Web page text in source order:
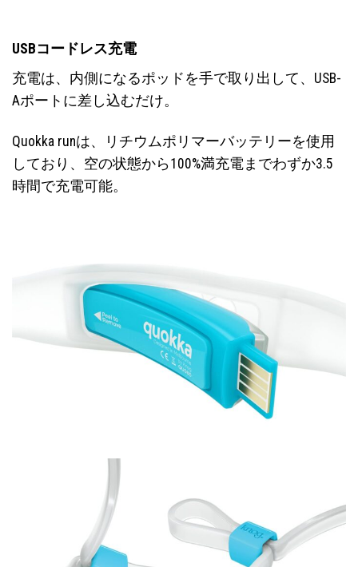
USBコードレス充電
充電は、内側になるポッドを手で取り出して、USB-
Aポートに差し込むだけ。
Quokka runは、リチウムポリマーバッテリーを使用
しており、空の状態から100%満充電までわずか3.5
時間で充電可能。